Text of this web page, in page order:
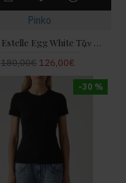
Pinko
Pinko Estelle Egg White Τζιν Παντελόνι
180,00€ 126,00€
-30 %